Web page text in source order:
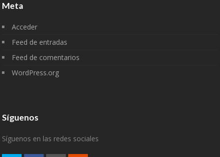
Meta
Acceder
Feed de entradas
Feed de comentarios
WordPress.org
Síguenos
Síguenos en las redes sociales